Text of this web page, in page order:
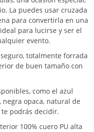
La puedes usar cruzada
para convertirla en una
para lucirse y ser el
evento.
totalmente forrada
de buen tamaño con
como el azul
opaca, natural de
podrás decidir.
100% cuero PU alta